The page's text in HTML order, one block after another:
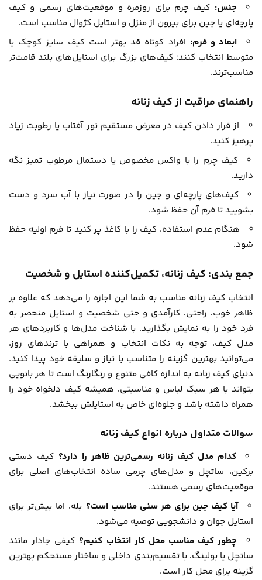
جنس: کیف چرم برای روزمره و موقعیت‌های رسمی و کیف
پارچه‌ای یا جین برای بیرون از منزل و استایل کژوال مناسب است.
ابعاد و فرم: افراد کوتاه قد بهتر است کیف‌ سایز کوچک یا
متوسط انتخاب کنند؛ کیف‌های بزرگ برای استایل‌های بلند قامت‌تر
مناسب‌ترند.
راهنمای مراقبت از کیف زنانه
از قرار دادن کیف در معرض مستقیم نور آفتاب یا رطوبت زیاد
پرهیز کنید.
کیف چرم را با واکس مخصوص یا دستمال مرطوب تمیز نگه
دارید.
کیف‌های پارچه‌ای و جین را در صورت نیاز با آب سرد و دست
بشویید تا فرم آن حفظ شود.
هنگام عدم استفاده، کیف را با کاغذ پر کنید تا فرم اولیه حفظ
شود.
جمع بندی: کیف زنانه، تکمیل‌کننده استایل و شخصیت
انتخاب کیف زنانه مناسب به شما این اجازه را می‌دهد که علاوه بر
ظاهر خوب، راحتی، کارآمدی و حتی شخصیت و استایل منحصر به
فرد خود را به نمایش بگذارید. با شناخت مدل‌ها و کاربردهای هر
مدل کیف، توجه به نکات انتخاب و همراهی با ترندهای روز،
می‌توانید بهترین گزینه را متناسب با نیاز و سلیقه خود پیدا کنید.
دنیای کیف زنانه به اندازه کافی متنوع و رنگارنگ است تا هر بانویی
بتواند با هر سبک لباس و مناسبتی، همیشه کیف دلخواه خود را
همراه داشته باشد و جلوه‌ای خاص به استایلش ببخشد.
سوالات متداول درباره انواع کیف زنانه
کدام مدل کیف زنانه رسمی‌ترین ظاهر را دارد؟ کیف دستی
برکین، ساتچل و مدل‌های چرمی ساده انتخاب‌های اصلی برای
موقعیت‌های رسمی هستند.
آیا کیف جین برای هر سنی مناسب است؟ بله، اما بیش‌تر برای
استایل جوان و دانشجویی توصیه می‌شود.
چطور کیف مناسب محل کار انتخاب کنیم؟ کیفی جادار مانند
ساتچل یا بولینگ، با تقسیم‌بندی داخلی و ساختار مستحکم بهترین
گزینه برای محل کار است.